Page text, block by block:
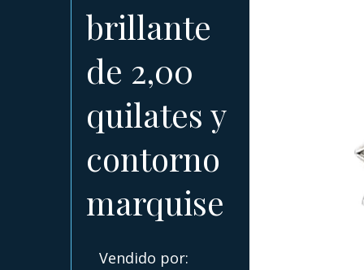
brillante
de 2,00
quilates y
contorno
marquise
Vendido por: